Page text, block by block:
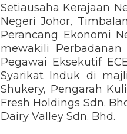
Setiausaha Kerajaan
Negeri Johor,
Perancang Ekonomi
mewakili Perbadanan
Pegawai Eksekutif
Syarikat Induk di
Shukery, Pengarah
Fresh Holdings Sdn.
Dairy Valley Sdn. Bhd.